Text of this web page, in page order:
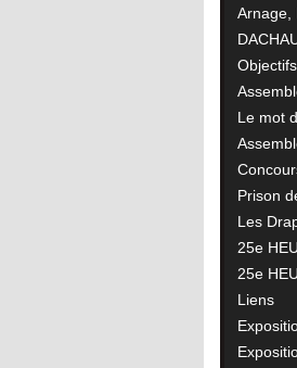
Arnage,
Le mot
Prison
Les
25e
25e
Liens